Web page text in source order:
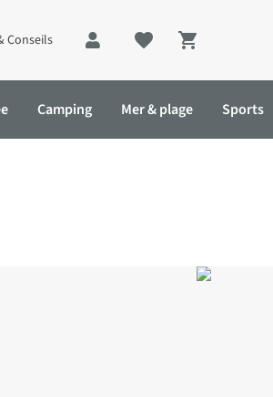
Conseils
Shopping cart
Camping Mer & plage Sports